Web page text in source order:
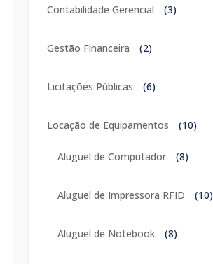
Contabilidade Gerencial (3)
Gestão Financeira (2)
Licitações Públicas (6)
Locação de Equipamentos (10)
Aluguel de Computador (8)
Aluguel de Impressora RFID (10)
Aluguel de Notebook (8)